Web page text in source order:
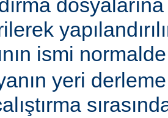
ismi
yeri